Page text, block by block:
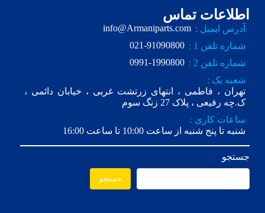
اطلاعات تماس
آدرس ایمیل : info@Armaniparts.com
شماره تلفن 1 :
021-91090800
شماره تلفن 2 :
0991-1990800
شعبه یک :
تهران ، فاطمی ، انتهای زرتشت غربی ، خیابان دائمی ،
ک.چه رفیعی ، پلاک 27 زنگ سوم
ساعات کاری :
شنبه تا پنج شنبه از ساعت 10:00 تا ساعت 16:00
جستجو
جستجو